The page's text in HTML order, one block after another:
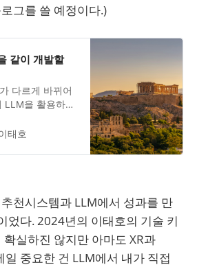
그를 쓸 예정이다.)
같이 개발할
다르게 바뀌어
LLM을 활용하여
니다.
이러한 시도들
시도를 해보고
이뤄진
태호
천시스템과 LLM에서 성과를 만
었다. 2024년의 이태호의 기술 키
실하진 않지만 아마도 XR과
일 중요한 건 LLM에서 내가 직접